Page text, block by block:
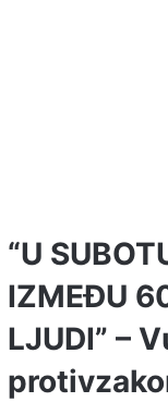
“U
IZMEĐU
LJUDI” –